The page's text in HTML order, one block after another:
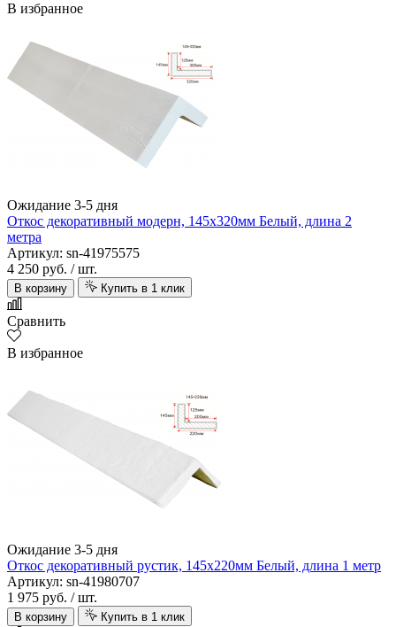
В избранное
Ожидание 3-5 дня
Откос декоративный модерн, 145х320мм Белый, длина 2
метра
Артикул: sn-41975575
4 250 руб. / шт.
В корзину Купить в 1 клик
Сравнить
В избранное
Ожидание 3-5 дня
Откос декоративный рустик, 145х220мм Белый, длина 1 метр
Артикул: sn-41980707
1 975 руб. / шт.
В корзину Купить в 1 клик